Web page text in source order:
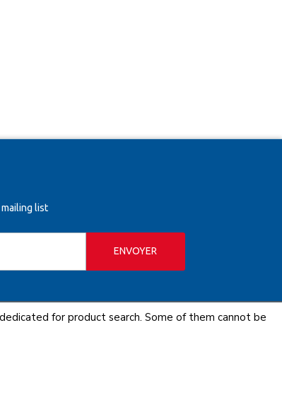
list
ENVOYER
PARTIE DU RESEAU COFAQ
for product search. Some of them cannot be